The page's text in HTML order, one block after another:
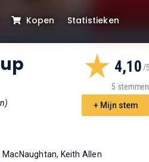
Kopen Statistieken
4,10
5 stemmen
+ Mijn stem
MacNaughtan, Keith Allen